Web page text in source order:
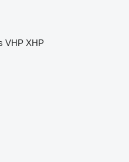
VHP XHP